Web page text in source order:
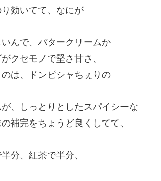
効いてて、なにが
んで、バタークリームか
クセモノで堅さ甘さ、
は、ドンピシャちぇりの
、しっとりとしたスパイシーな
補完をちょうど良くしてて、
分、紅茶で半分、